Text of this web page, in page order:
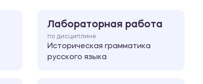
Лабораторная работа
по дисциплине
Историческая грамматика
русского языка